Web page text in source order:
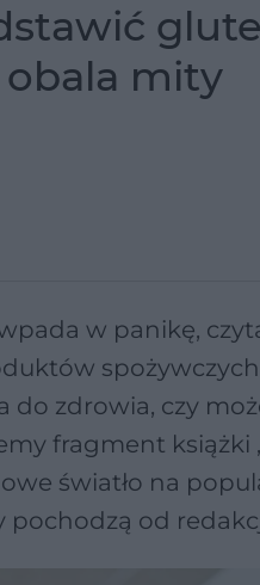
obala mity
w panikę,
do zdrowia, czy
fragment książki
światło na
pochodzą od